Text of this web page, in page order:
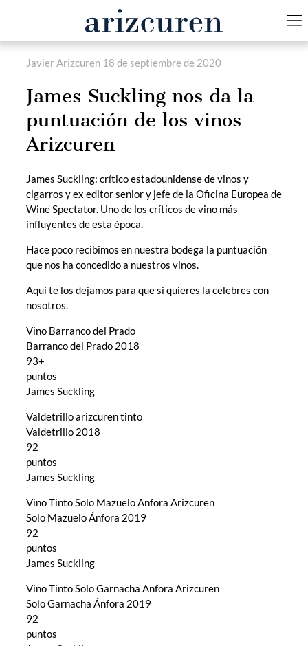
Javier Arizcuren 18 de septiembre de 2020
James Suckling nos da la
puntuación de los vinos
Arizcuren
James Suckling: crítico estadounidense de vinos y
cigarros y ex editor senior y jefe de la Oficina Europea de
Wine Spectator. Uno de los críticos de vino más
influyentes de esta época.
Hace poco recibimos en nuestra bodega la puntuación
que nos ha concedido a nuestros vinos.
Aquí te los dejamos para que si quieres la celebres con
nosotros.
Vino Barranco del Prado
Barranco del Prado 2018
93+
puntos
James Suckling
Valdetrillo arizcuren tinto
Valdetrillo 2018
92
puntos
James Suckling
Vino Tinto Solo Mazuelo Anfora Arizcuren
Solo Mazuelo Ánfora 2019
92
puntos
James Suckling
Vino Tinto Solo Garnacha Anfora Arizcuren
Solo Garnacha Ánfora 2019
92
puntos